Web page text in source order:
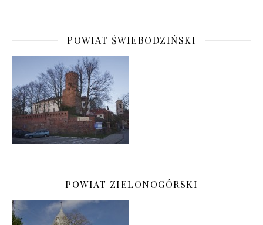
POWIAT ŚWIEBODZIŃSKI
POWIAT ZIELONOGÓRSKI